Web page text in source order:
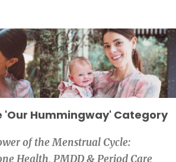
'Our Hummingway' Category
of the Menstrual Cycle:
Health, PMDD & Period Care